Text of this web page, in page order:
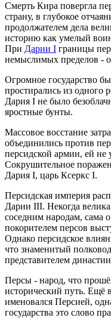
Смерть Кира повергла
страну, в глубокое
продолжателем дела
историю как умелый
При Дарии I границы
немыслимых пределов -
Огромное государство
простирались из одного
Дария I не было
яростные бунты.
Массовое восстание
объединились против
персидской армии, ей не
Сокрушительное
Дария I, царь Ксеркс I.
Персидская империя
Дарии III. Некогда
соседним народам, сама
покорителем персов
Однако персидское
что знаменитый
представителем
Персы - народ, что
исторический путь. Ещё
именовался Персией,
государства это слово